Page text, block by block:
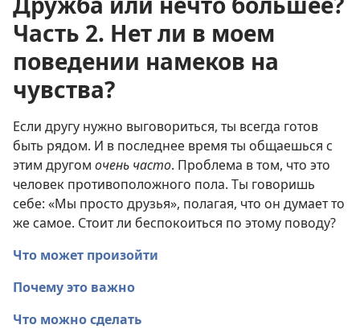
Часть 2. Нет ли в моем
поведении намеков на
чувства?
Если другу нужно выговориться, ты всегда готов
быть рядом. И в последнее время ты общаешься с
этим другом очень часто. Проблема в том, что это
человек противоположного пола. Ты говоришь
себе: «Мы просто друзья», полагая, что он думает то
же самое. Стоит ли беспокоиться по этому поводу?
Что может произойти
Почему это важно
Что можно сделать